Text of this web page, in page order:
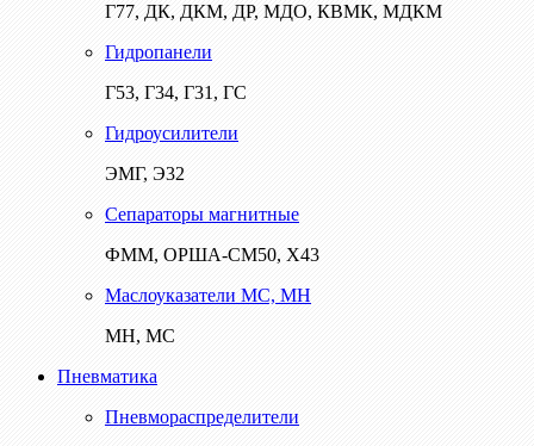
Г77, ДК, ДКМ, ДР, МДО, КВМК, МДКМ
Гидропанели
Г53, Г34, Г31, ГС
Гидроусилители
ЭМГ, Э32
Сепараторы магнитные
ФММ, ОРША-СМ50, Х43
Маслоуказатели МС, МН
МН, МС
Пневматика
Пневмораспределители